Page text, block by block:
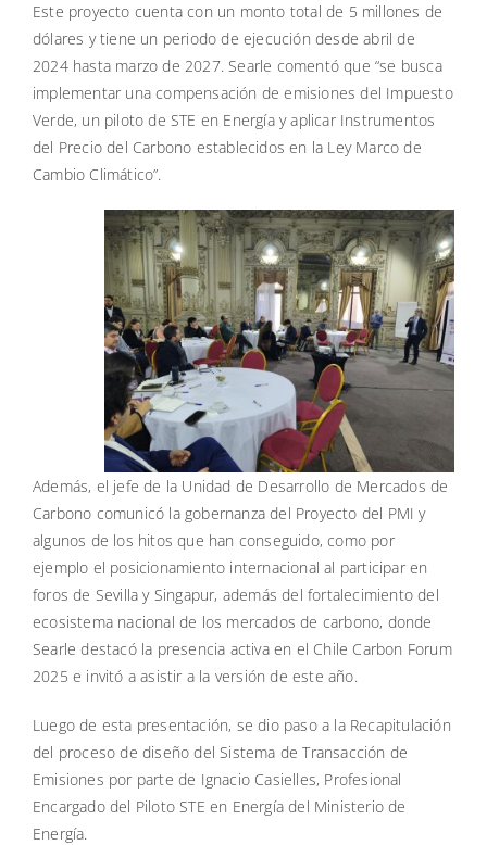
Este proyecto cuenta con un monto total de 5 millones de
dólares y tiene un periodo de ejecución desde abril de
2024 hasta marzo de 2027. Searle comentó que “se busca
implementar una compensación de emisiones del Impuesto
Verde, un piloto de STE en Energía y aplicar Instrumentos
del Precio del Carbono establecidos en la Ley Marco de
Cambio Climático”.
Además, el jefe de la Unidad de Desarrollo de Mercados de
Carbono comunicó la gobernanza del Proyecto del PMI y
algunos de los hitos que han conseguido, como por
ejemplo el posicionamiento internacional al participar en
foros de Sevilla y Singapur, además del fortalecimiento del
ecosistema nacional de los mercados de carbono, donde
Searle destacó la presencia activa en el Chile Carbon Forum
2025 e invitó a asistir a la versión de este año.
Luego de esta presentación, se dio paso a la Recapitulación
del proceso de diseño del Sistema de Transacción de
Emisiones por parte de Ignacio Casielles, Profesional
Encargado del Piloto STE en Energía del Ministerio de
Energía.